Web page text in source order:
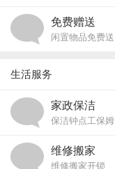
免费赠送
闲置物品免费送
生活服务
家政保洁
保洁钟点工保姆
维修搬家
维修搬家开锁